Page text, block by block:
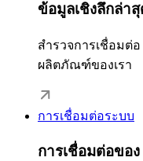
ข้อมูลเชิงลึกล่า
สำรวจการเชื่อมต่
ผลิตภัณฑ์ของเรา
การเชื่อมต่อระบบ
การเชื่อมต่อขอ